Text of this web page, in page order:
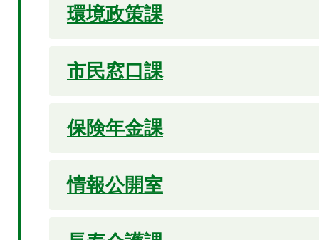
環境政策課
市民窓口課
保険年金課
情報公開室